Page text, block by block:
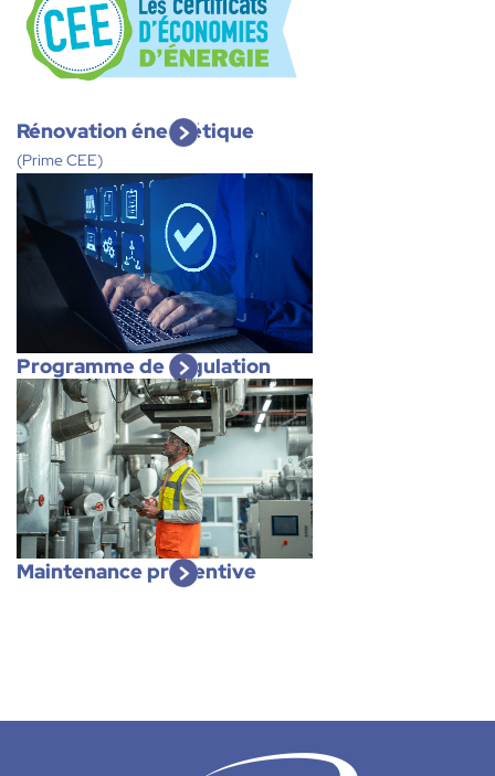
Rénovation énergétique
(Prime CEE)
Programme de régulation
Maintenance préventive